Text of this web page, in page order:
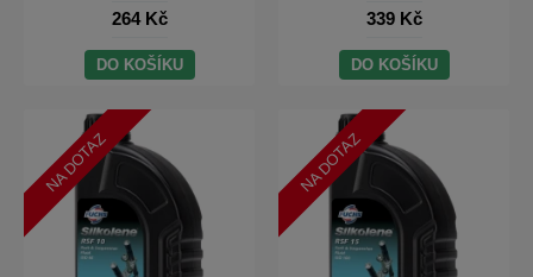
264 Kč
DO KOŠÍKU
339 Kč
DO KOŠÍKU
NA DOTAZ NA DOTAZ